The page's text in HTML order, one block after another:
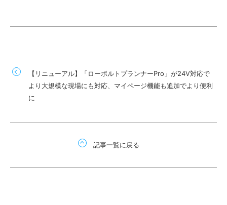
【リニューアル】「ローボルトプランナーPro」が24V対応で
より大規模な現場にも対応、マイページ機能も追加でより便利
に
記事一覧に戻る